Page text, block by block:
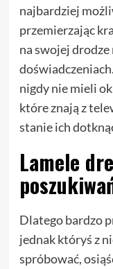
najbardziej
przemierzając
na swojej
nigdy nie mieli
które znają z
stanie ich
Lamele
Dlatego bardzo
jednak któryś z
spróbować,